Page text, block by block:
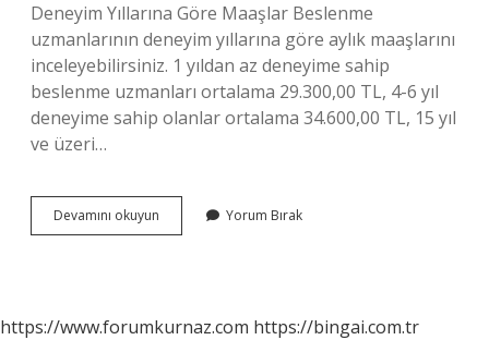
Deneyim Yıllarına Göre Maaşlar Beslenme
uzmanlarının deneyim yıllarına göre aylık maaşlarını
inceleyebilirsiniz. 1 yıldan az deneyime sahip
beslenme uzmanları ortalama 29.300,00 TL, 4-6 yıl
deneyime sahip olanlar ortalama 34.600,00 TL, 15 yıl
ve üzeri…
Devamını okuyun Beslenme
Uzmanı
Yorum Bırak
https://www.forumkurnaz.com https://bingai.com.tr